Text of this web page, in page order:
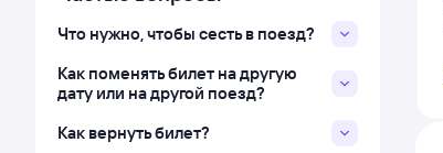
Что нужно, чтобы сесть в поезд?
Как поменять билет на другую
дату или на другой поезд?
Как вернуть билет?